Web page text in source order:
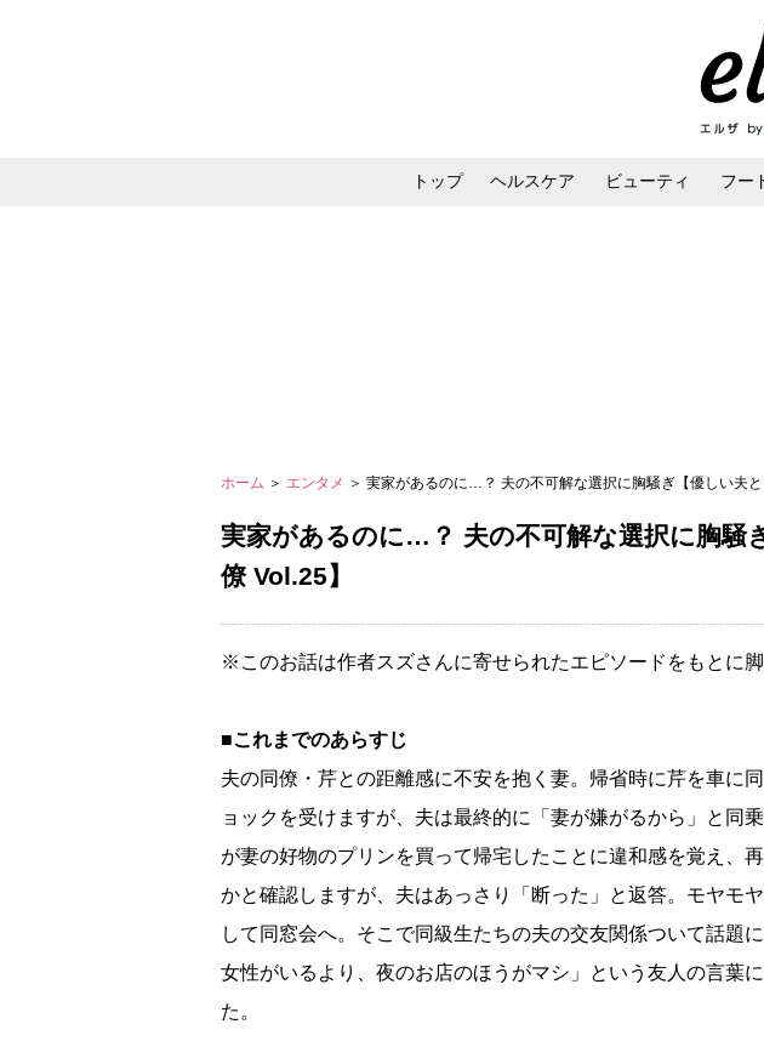
トップ ヘルスケア ビューティ フー
ホーム ＞ エンタメ ＞ 実家があるのに…？ 夫の不可解な選択に胸騒ぎ【優しい夫と
実家があるのに…？ 夫の不可解な選択に胸騒
僚 Vol.25】
※このお話は作者スズさんに寄せられたエピソードをもとに
■これまでのあらすじ
夫の同僚・芹との距離感に不安を抱く妻。帰省時に芹を車に
ョックを受けますが、夫は最終的に「妻が嫌がるから」と同
が妻の好物のプリンを買って帰宅したことに違和感を覚え、
かと確認しますが、夫はあっさり「断った」と返答。モヤモ
して同窓会へ。そこで同級生たちの夫の交友関係ついて話題
女性がいるより、夜のお店のほうがマシ」という友人の言葉
た。